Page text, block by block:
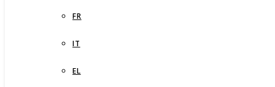
FR
IT
EL